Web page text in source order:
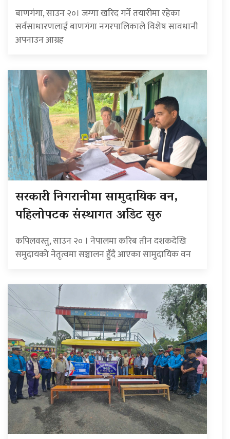
बाणगंगा, साउन २०। जग्गा खरिद गर्ने तयारीमा रहेका
सर्वसाधारणलाई बाणगंगा नगरपालिकाले विशेष सावधानी
अपनाउन आग्रह
सरकारी निगरानीमा सामुदायिक वन,
पहिलोपटक संस्थागत अडिट सुरु
कपिलवस्तु, साउन २० । नेपालमा करिब तीन दशकदेखि
समुदायको नेतृत्वमा सञ्चालन हुँदै आएका सामुदायिक वन